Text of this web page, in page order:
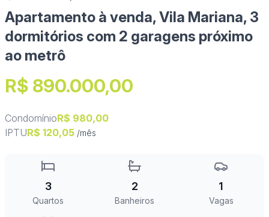
Apartamento à venda, Vila Mariana, 3
dormitórios com 2 garagens próximo
ao metrô
R$ 890.000,00
CondomínioR$ 980,00
IPTUR$ 120,05 /mês
3
Quartos
2
Banheiros
1
Vagas